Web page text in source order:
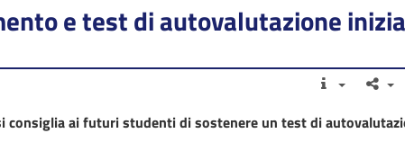
e test di autovalutazione
consiglia ai futuri studenti di sostenere un test di